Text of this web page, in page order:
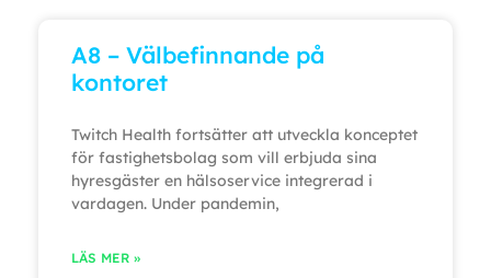
A8 – Välbefinnande på
kontoret
Twitch Health fortsätter att utveckla konceptet
för fastighetsbolag som vill erbjuda sina
hyresgäster en hälsoservice integrerad i
vardagen. Under pandemin,
LÄS MER »